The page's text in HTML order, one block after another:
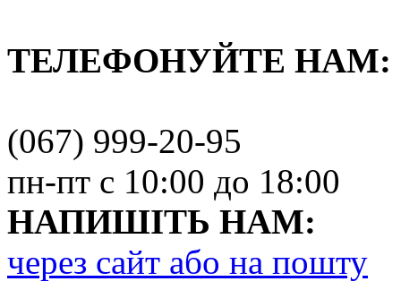
ТЕЛЕФОНУЙТЕ НАМ:
(067) 999-20-95
пн-пт с 10:00 до 18:00
НАПИШІТЬ НАМ:
через сайт або на пошту